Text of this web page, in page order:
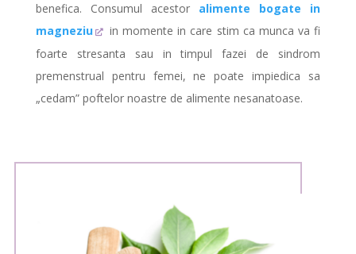
benefica. Consumul acestor alimente bogate in
magneziu
in momente in care stim ca munca va fi
foarte stresanta sau in timpul fazei de sindrom
premenstrual pentru femei, ne poate impiedica sa
„cedam” poftelor noastre de alimente nesanatoase.